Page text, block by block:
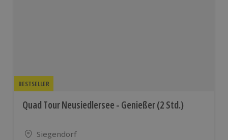
BESTSELLER
Quad Tour Neusiedlersee - Genießer (2 Std.)
Standort
Siegendorf